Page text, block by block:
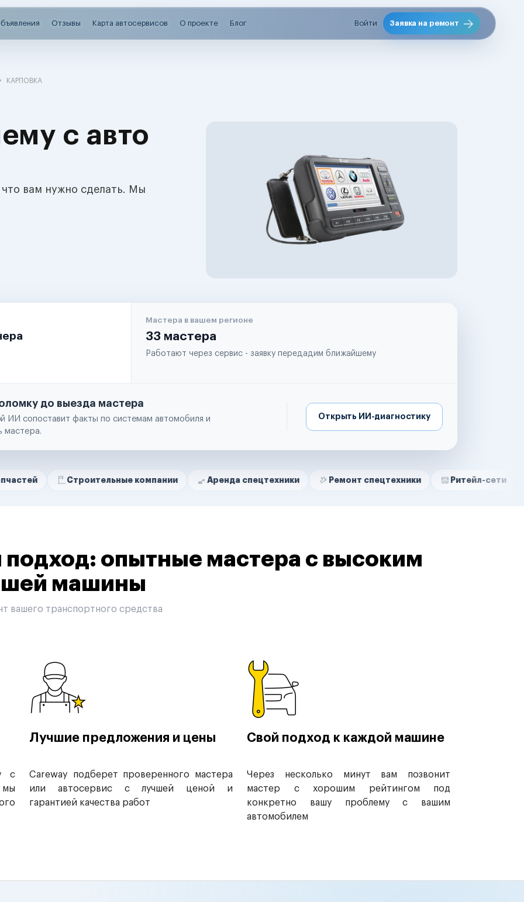
Отзывы Карта автосервисов О проекте Блог Войти Заявка на ремонт
КАРПОВКА
с авто
вам нужно сделать. Мы
Мастера в вашем регионе
33 мастера
Работают через сервис - заявку передадим ближайшему
до выезда мастера
ИИ сопоставит факты по системам автомобиля и
мастера.
Открыть ИИ-диагностику
Строительные компании Аренда спецтехники Ремонт спецтехники Ритейл-сети
опытные мастера с высоким
машины
вашего транспортного средства
с
мы
Лучшие предложения и цены
Careway подберет проверенного мастера
или автосервис с лучшей ценой и
гарантией качества работ
Свой подход к каждой машине
Через несколько минут вам позвонит
мастер с хорошим рейтингом под
конкретно вашу проблему с вашим
автомобилем